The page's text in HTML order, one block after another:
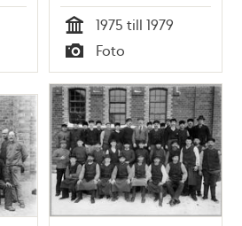
Tid
1975 till 1979
Typ
Foto